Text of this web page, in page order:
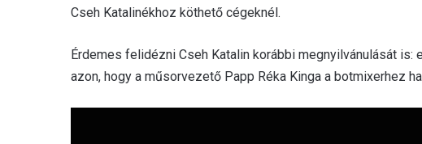
Cseh Katalinékhoz köthető cégeknél.
Érdemes felidézni Cseh Katalin korábbi megnyilvánulását
azon, hogy a műsorvezető Papp Réka Kinga a botmixerhez